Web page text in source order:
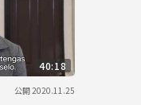
40:18
公開2020.11.25